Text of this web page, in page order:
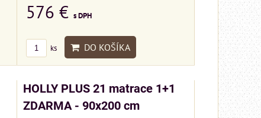
576 €s DPH
ks DO KOŠÍKA
HOLLY PLUS 21 matrace 1+1
ZDARMA - 90x200 cm